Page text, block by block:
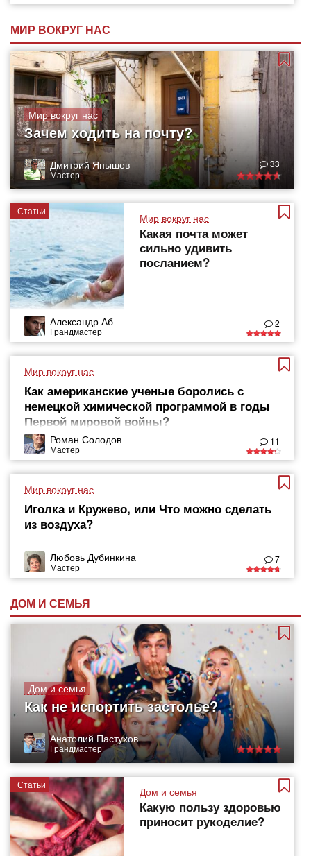
МИР ВОКРУГ НАС
Мир вокруг нас
Зачем ходить на почту?
Дмитрий Янышев
Мастер
33
Статьи
Мир вокруг нас
Какая почта может
сильно удивить
посланием?
Александр Аб
Грандмастер
2
Мир вокруг нас
Как американские ученые боролись с
немецкой химической программой в годы
Первой мировой войны?
Роман Солодов
Мастер
11
Мир вокруг нас
Иголка и Кружево, или Что можно сделать
из воздуха?
Любовь Дубинкина
Мастер
7
ДОМ И СЕМЬЯ
Дом и семья
Как не испортить застолье?
Анатолий Пастухов
Грандмастер
Статьи
Дом и семья
Какую пользу здоровью
приносит рукоделие?